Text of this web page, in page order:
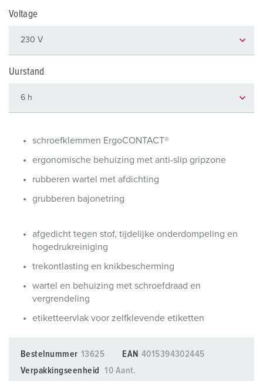
Voltage
Uurstand
schroefklemmen ErgoCONTACT®
ergonomische behuizing met anti-slip gripzone
rubberen wartel met afdichting
grubberen bajonetring
afgedicht tegen stof, tijdelijke onderdompeling en
hogedrukreiniging
trekontlasting en knikbescherming
wartel en behuizing met schroefdraad en
vergrendeling
etiketteervlak voor zelfklevende etiketten
Bestelnummer 13625 EAN 4015394302445
Verpakkingseenheid
10 Aant.